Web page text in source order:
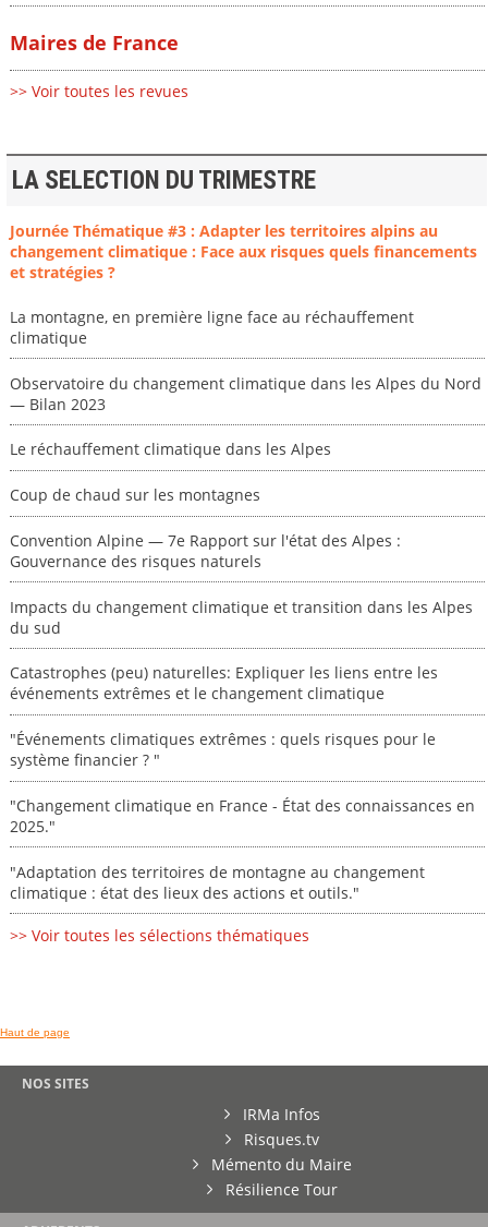
Maires de France
>> Voir toutes les revues
LA SELECTION DU TRIMESTRE
Journée Thématique #3 : Adapter les territoires alpins au
changement climatique : Face aux risques quels financements
et stratégies ?
La montagne, en première ligne face au réchauffement
climatique
Observatoire du changement climatique dans les Alpes du Nord
— Bilan 2023
Le réchauffement climatique dans les Alpes
Coup de chaud sur les montagnes
Convention Alpine — 7e Rapport sur l'état des Alpes :
Gouvernance des risques naturels
Impacts du changement climatique et transition dans les Alpes
du sud
Catastrophes (peu) naturelles: Expliquer les liens entre les
événements extrêmes et le changement climatique
"Événements climatiques extrêmes : quels risques pour le
système financier ? "
"Changement climatique en France - État des connaissances en
2025."
"Adaptation des territoires de montagne au changement
climatique : état des lieux des actions et outils."
>> Voir toutes les sélections thématiques
Haut de page
NOS SITES
IRMa Infos
Risques.tv
Mémento du Maire
Résilience Tour